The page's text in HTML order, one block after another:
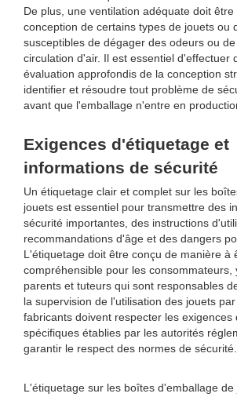
De plus, une ventilation adéquate doit être
conception de certains types de jouets ou
susceptibles de dégager des odeurs ou
circulation d'air. Il est essentiel d'effectuer
évaluation approfondis de la conception
identifier et résoudre tout problème de
avant que l'emballage n'entre en
Exigences d'étiquetage et
informations de sécurité
Un étiquetage clair et complet sur les
jouets est essentiel pour transmettre des
sécurité importantes, des instructions
recommandations d'âge et des dangers
L'étiquetage doit être conçu de manière à
compréhensible pour les consommateurs,
parents et tuteurs qui sont responsables
la supervision de l'utilisation des jouets
fabricants doivent respecter les exigences
spécifiques établies par les autorités
garantir le respect des normes de sécurité.
L'étiquetage sur les boîtes d'emballage